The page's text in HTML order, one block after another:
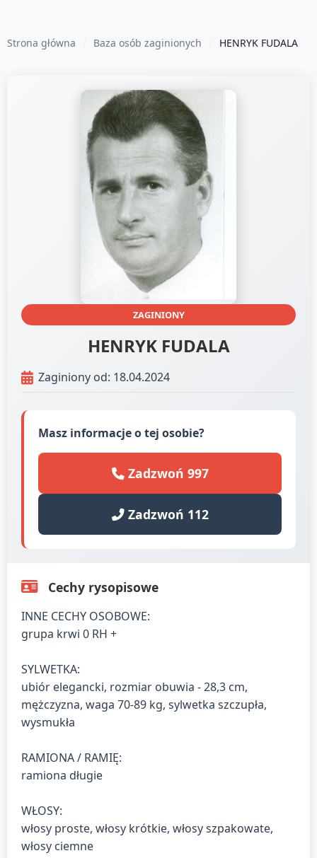
Strona główna Baza osób zaginionych HENRYK FUDALA
ZAGINIONY
HENRYK FUDALA
Zaginiony od: 18.04.2024
Masz informacje o tej osobie?
Zadzwoń 997
Zadzwoń 112
Cechy rysopisowe
INNE CECHY OSOBOWE:
grupa krwi 0 RH +
SYLWETKA:
ubiór elegancki, rozmiar obuwia - 28,3 cm,
mężczyzna, waga 70-89 kg, sylwetka szczupła,
wysmukła
RAMIONA / RAMIĘ:
ramiona długie
WŁOSY:
włosy proste, włosy krótkie, włosy szpakowate,
włosy ciemne